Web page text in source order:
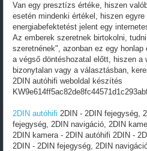
Van egy presztízs értéke, hiszen
esetén mindenki értékel, hiszen
energiabefektetést jelent egy
Az emberek szeretnek birtokolni,
szeretnének", azonban ez egy
a végső döntéshozatal előtt, hiszen a
bizonytalan vagy a választásban,
2DIN autóhifi weboldal készítés
2DIN autóhifi 2DIN - 2DIN fejegység,
fejegység, 2DIN navigáció, 2DIN
2DIN kamera - 2DIN autóhifi 2DIN -
2DIN - 2DIN fejegység, 2DIN